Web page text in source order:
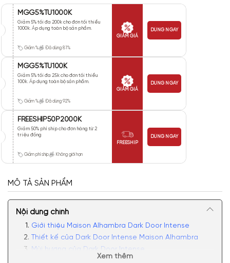
MGG5%TU1000K
Giảm 5% tối đa 200k cho đơn tối thiểu
1000k. Áp dụng toàn bộ sản phẩm.
Giảm % Đã dùng 81%
GIẢM GIÁ
DÙNG NGAY
MGG5%TU100K
Giảm 5% tối đa 25k cho đơn tối thiểu
100k. Áp dụng toàn bộ sản phẩm.
Giảm % Đã dùng 92%
GIẢM GIÁ
DÙNG NGAY
FREESHIP50P2000K
Giảm 50% phí ship cho đơn hàng từ 2
triệu đồng
Giảm phí ship Không giới hạn
FREESHIP
DÙNG NGAY
MÔ TẢ SẢN PHẨM
Nội dung chính
Giới thiệu Maison Alhambra Dark Door Intense
Thiết kế của Dark Door Intense Maison Alhambra
Mùi hương của Dark Door Intense
Xem thêm